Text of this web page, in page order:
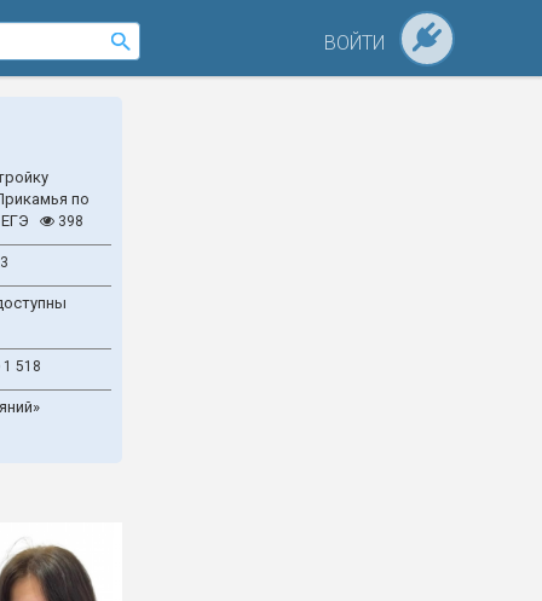
ВОЙТИ
по
398
1 518